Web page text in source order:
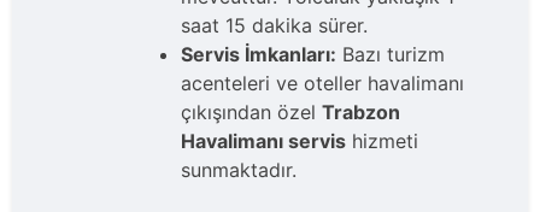
saat 15 dakika sürer.
Servis İmkanları: Bazı turizm
acenteleri ve oteller havalimanı
çıkışından özel Trabzon
Havalimanı servis hizmeti
sunmaktadır.